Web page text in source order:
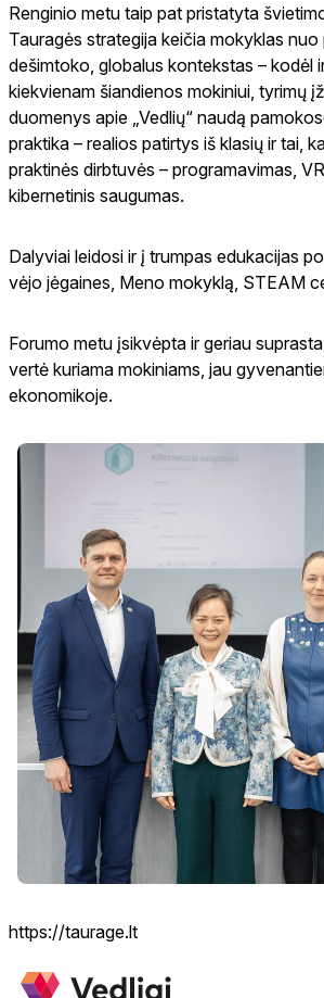
Renginio metu taip pat pristatyta
Tauragės strategija keičia mokyklas nuo
dešimtoko, globalus kontekstas – kodėl
kiekvienam šiandienos mokiniui, tyrimų
duomenys apie „Vedlių“ naudą
praktika – realios patirtys iš klasių ir tai,
praktinės dirbtuvės – programavimas,
kibernetinis saugumas.
Dalyviai leidosi ir į trumpas edukacijas
vėjo jėgaines, Meno mokyklą, STEAM
Forumo metu įsikvėpta ir geriau
vertė kuriama mokiniams, jau
ekonomikoje.
https://taurage.lt